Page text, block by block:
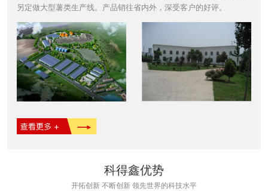
另定做大型薯类生产线。产品销往省内外，深受客户的好评。
科得鑫优势
开拓创新 不断创新 领先世界的科技水平